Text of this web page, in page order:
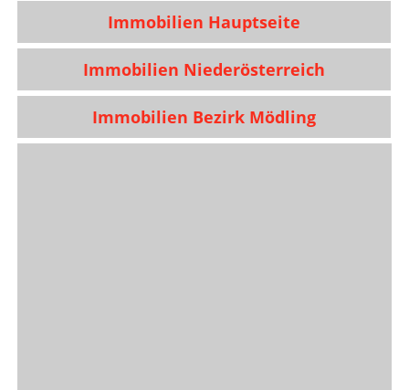
Immobilien Hauptseite
Immobilien Niederösterreich
Immobilien Bezirk Mödling